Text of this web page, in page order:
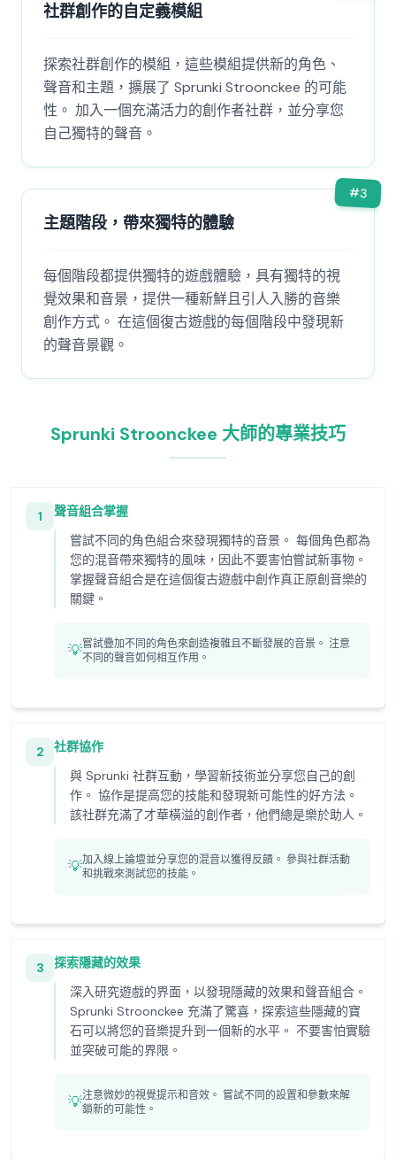
社群創作的自定義模組
探索社群創作的模組，這些模組提供新的角色、
聲音和主題，擴展了 Sprunki Stroonckee 的可能
性。 加入一個充滿活力的創作者社群，並分享您
自己獨特的聲音。
#3
主題階段，帶來獨特的體驗
每個階段都提供獨特的遊戲體驗，具有獨特的視
覺效果和音景，提供一種新鮮且引人入勝的音樂
創作方式。 在這個復古遊戲的每個階段中發現新
的聲音景觀。
Sprunki Stroonckee 大師的專業技巧
1
聲音組合掌握
嘗試不同的角色組合來發現獨特的音景。 每個角色都為
您的混音帶來獨特的風味，因此不要害怕嘗試新事物。
掌握聲音組合是在這個復古遊戲中創作真正原創音樂的
關鍵。
💡嘗試疊加不同的角色來創造複雜且不斷發展的音景。 注意
不同的聲音如何相互作用。
2
社群協作
與 Sprunki 社群互動，學習新技術並分享您自己的創
作。 協作是提高您的技能和發現新可能性的好方法。
該社群充滿了才華橫溢的創作者，他們總是樂於助人。
💡加入線上論壇並分享您的混音以獲得反饋。 參與社群活動
和挑戰來測試您的技能。
3
探索隱藏的效果
深入研究遊戲的界面，以發現隱藏的效果和聲音組合。
Sprunki Stroonckee 充滿了驚喜，探索這些隱藏的寶
石可以將您的音樂提升到一個新的水平。 不要害怕實驗
並突破可能的界限。
💡注意微妙的視覺提示和音效。 嘗試不同的設置和參數來解
鎖新的可能性。